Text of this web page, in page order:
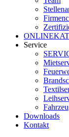
Service
Downloads
Kontakt